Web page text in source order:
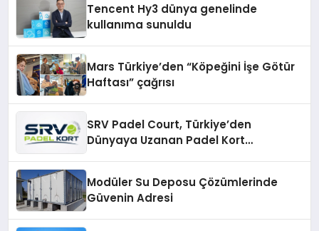
Tencent Hy3 dünya genelinde
kullanıma sunuldu
Mars Türkiye’den “Köpeğini İşe Götür
Haftası” çağrısı
SRV Padel Court, Türkiye’den
Dünyaya Uzanan Padel Kort
Modüler Su Deposu Çözümlerinde
Güvenin Adresi